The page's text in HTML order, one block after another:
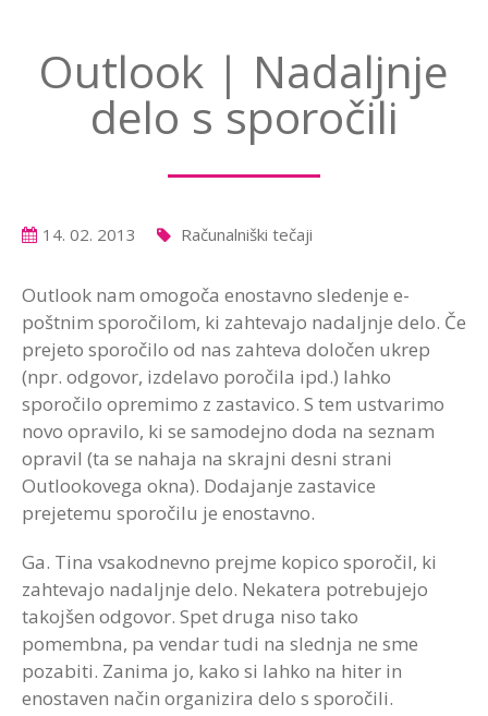
Outlook | Nadaljnje
delo s sporočili
14. 02. 2013 Računalniški tečaji
Outlook nam omogoča enostavno sledenje e-
poštnim sporočilom, ki zahtevajo nadaljnje delo. Če
prejeto sporočilo od nas zahteva določen ukrep
(npr. odgovor, izdelavo poročila ipd.) lahko
sporočilo opremimo z zastavico. S tem ustvarimo
novo opravilo, ki se samodejno doda na seznam
opravil (ta se nahaja na skrajni desni strani
Outlookovega okna). Dodajanje zastavice
prejetemu sporočilu je enostavno.
Ga. Tina vsakodnevno prejme kopico sporočil, ki
zahtevajo nadaljnje delo. Nekatera potrebujejo
takojšen odgovor. Spet druga niso tako
pomembna, pa vendar tudi na slednja ne sme
pozabiti. Zanima jo, kako si lahko na hiter in
enostaven način organizira delo s sporočili.